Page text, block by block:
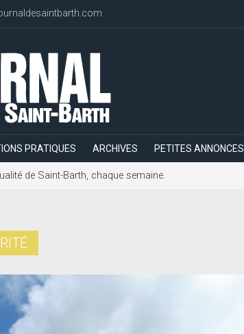
PRATIQUES ARCHIVES PETITES ANNONCES
de Saint-Barth, chaque semaine.